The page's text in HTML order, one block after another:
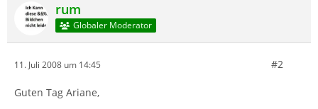
rum
Globaler Moderator
11. Juli 2008 um 14:45 #2
Guten Tag Ariane,